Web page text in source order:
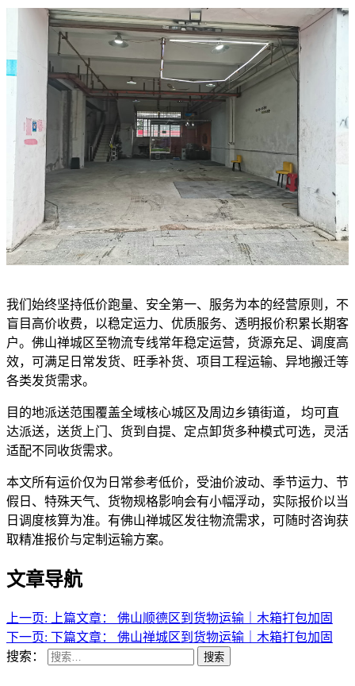
我们始终坚持低价跑量、安全第一、服务为本的经营原则，不
盲目高价收费，以稳定运力、优质服务、透明报价积累长期客
户。佛山禅城区至物流专线常年稳定运营，货源充足、调度高
效，可满足日常发货、旺季补货、项目工程运输、异地搬迁等
各类发货需求。
目的地派送范围覆盖全域核心城区及周边乡镇街道， 均可直
达派送，送货上门、货到自提、定点卸货多种模式可选，灵活
适配不同收货需求。
本文所有运价仅为日常参考低价，受油价波动、季节运力、节
假日、特殊天气、货物规格影响会有小幅浮动，实际报价以当
日调度核算为准。有佛山禅城区发往物流需求，可随时咨询获
取精准报价与定制运输方案。
文章导航
上一页: 上篇文章：
佛山顺德区到货物运输｜木箱打包加固
下一页: 下篇文章：
佛山禅城区到货物运输｜木箱打包加固
搜索：
搜索